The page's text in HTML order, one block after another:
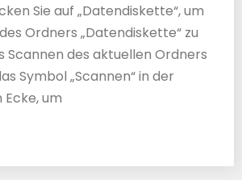
Sie auf „Datendiskette“, um
Ordners „Datendiskette“ zu
Scannen des aktuellen Ordners
Symbol „Scannen“ in der
um